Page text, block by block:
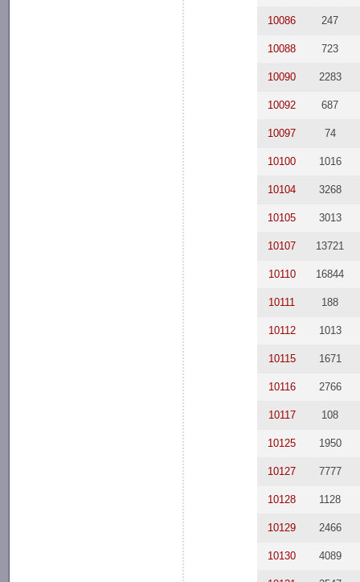
10086 247
10088 723
10090 2283
10092 687
10097 74
10100 1016
10104 3268
10105 3013
10107 13721
10110 16844
10111 188
10112 1013
10115 1671
10116 2766
10117 108
10125 1950
10127 7777
10128 1128
10129 2466
10130 4089